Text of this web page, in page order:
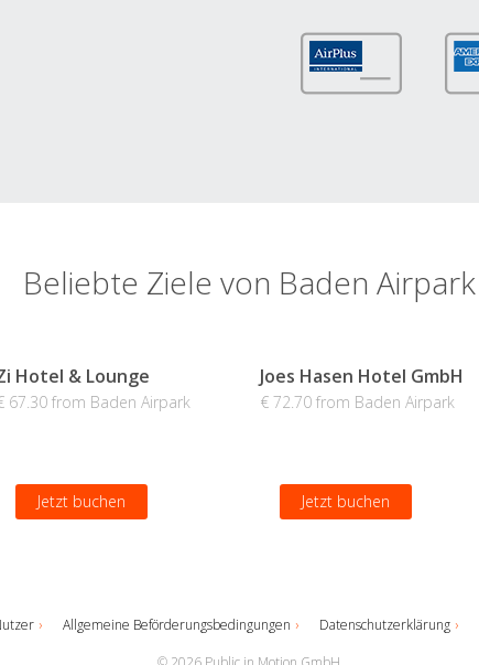
Beliebte Ziele von Baden Airpark
Hotel & Lounge
67.30 from Baden Airpark
Jetzt buchen
Joes Hasen Hotel GmbH
€ 72.70 from Baden Airpark
Jetzt buchen
Allgemeine Beförderungsbedingungen Datenschutzerklärung